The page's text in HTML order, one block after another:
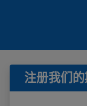
注册我们